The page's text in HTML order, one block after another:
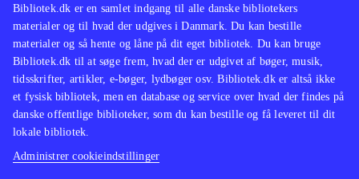
Bibliotek.dk er en samlet indgang til alle danske bibliotekers
materialer og til hvad der udgives i Danmark. Du kan bestille
materialer og så hente og låne på dit eget bibliotek. Du kan bruge
Bibliotek.dk til at søge frem, hvad der er udgivet af bøger, musik,
tidsskrifter, artikler, e-bøger, lydbøger osv. Bibliotek.dk er altså ikke
et fysisk bibliotek, men en database og service over hvad der findes på
danske offentlige biblioteker, som du kan bestille og få leveret til dit
lokale bibliotek.
Administrer cookieindstillinger